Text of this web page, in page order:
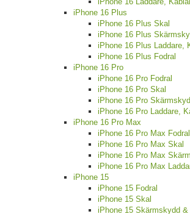
iPhone 16 Plus
iPhone 16 Plus Skal
iPhone 16 Plus
iPhone 16 Plus Laddare,
iPhone 16 Plus Fodral
iPhone 16 Pro
iPhone 16 Pro Fodral
iPhone 16 Pro Skal
iPhone 16 Pro
iPhone 16 Pro Laddare,
iPhone 16 Pro Max
iPhone 16 Pro Max Fodral
iPhone 16 Pro Max Skal
iPhone 16 Pro Max
iPhone 16 Pro Max
iPhone 15
iPhone 15 Fodral
iPhone 15 Skal
iPhone 15 Skärmskydd